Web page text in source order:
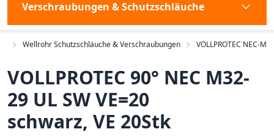
Verschraubungen & Schutzschläuche
Wellrohr Schutzschläuche & Verschraubungen VOLLPROTEC NEC-M
VOLLPROTEC 90° NEC M32-
29 UL SW VE=20
schwarz, VE 20Stk